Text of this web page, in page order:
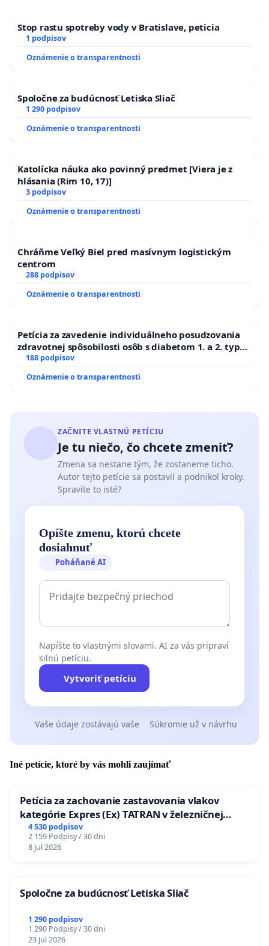
Stop rastu spotreby vody v Bratislave, peticia
1 podpisov
Oznámenie o transparentnosti
Spoločne za budúcnosť Letiska Sliač
1 290 podpisov
Oznámenie o transparentnosti
Katolícka náuka ako povinný predmet [Viera je z
hlásania (Rim 10, 17)]
3 podpisov
Oznámenie o transparentnosti
Chráňme Veľký Biel pred masívnym logistickým
centrom
288 podpisov
Oznámenie o transparentnosti
Petícia za zavedenie individuálneho posudzovania
zdravotnej spôsobilosti osôb s diabetom 1. a 2. typu
pri prijímaní do Policajného zboru SR
188 podpisov
Oznámenie o transparentnosti
ZAČNITE VLASTNÚ PETÍCIU
Je tu niečo, čo chcete zmeniť?
Zmena sa nestane tým, že zostaneme ticho.
Autor tejto petície sa postavil a podnikol kroky.
Spravíte to isté?
Opíšte zmenu, ktorú chcete
dosiahnuť
Poháňané AI
Napíšte to vlastnými slovami. AI za vás pripraví
silnú petíciu.
Vytvoriť petíciu
Vaše údaje zostávajú vaše Súkromie už v návrhu
Iné petície, ktoré by vás mohli zaujímať
Petícia za zachovanie zastavovania vlakov
kategórie Expres (Ex) TATRAN v železničnej
stanici Púchov
4 530 podpisov
2 159 Podpisy / 30 dni
8 Jul 2026
Spoločne za budúcnosť Letiska Sliač
1 290 podpisov
1 290 Podpisy / 30 dni
23 Jul 2026